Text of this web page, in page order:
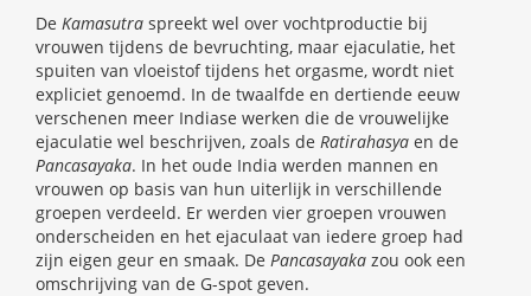
De Kamasutra spreekt wel over vochtproductie bij
vrouwen tijdens de bevruchting, maar ejaculatie, het
spuiten van vloeistof tijdens het orgasme, wordt niet
expliciet genoemd. In de twaalfde en dertiende eeuw
verschenen meer Indiase werken die de vrouwelijke
ejaculatie wel beschrijven, zoals de Ratirahasya en de
Pancasayaka. In het oude India werden mannen en
vrouwen op basis van hun uiterlijk in verschillende
groepen verdeeld. Er werden vier groepen vrouwen
onderscheiden en het ejaculaat van iedere groep had
zijn eigen geur en smaak. De Pancasayaka zou ook een
omschrijving van de G-spot geven.